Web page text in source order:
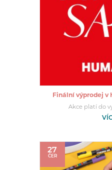
Finální výprodej v
Akce platí do
27
ČER